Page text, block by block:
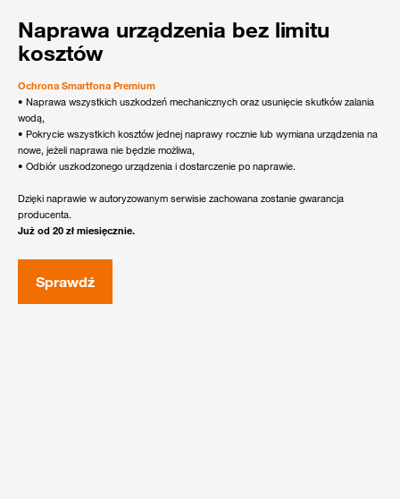
Naprawa urządzenia bez limitu
kosztów
Ochrona Smartfona Premium
• Naprawa wszystkich uszkodzeń mechanicznych oraz usunięcie skutków zalania
wodą,
• Pokrycie wszystkich kosztów jednej naprawy rocznie lub wymiana urządzenia na
nowe, jeżeli naprawa nie będzie możliwa,
• Odbiór uszkodzonego urządzenia i dostarczenie po naprawie.
Dzięki naprawie w autoryzowanym serwisie zachowana zostanie gwarancja
producenta.
Już od 20 zł miesięcznie.
Sprawdź